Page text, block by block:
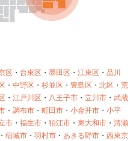
区 ・ 台東区 ・ 墨田区 ・ 江東区 ・ 品川
・ 中野区 ・ 杉並区 ・ 豊島区 ・ 北区 ・ 荒
・ 江戸川区 ・ 八王子市 ・ 立川市 ・ 武蔵
・ 調布市 ・ 町田市 ・ 小金井市 ・ 小平
市 ・ 福生市 ・ 狛江市 ・ 東大和市 ・ 清瀬
・ 稲城市 ・ 羽村市 ・ あきる野市 ・ 西東京